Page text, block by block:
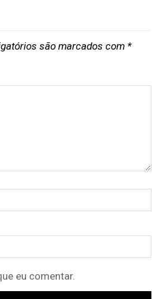
são marcados com *
eu comentar.